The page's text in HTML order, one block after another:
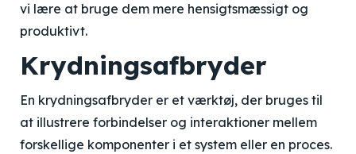
vi lære at bruge dem mere hensigtsmæssigt og
produktivt.
Krydningsafbryder
En krydningsafbryder er et værktøj, der bruges til
at illustrere forbindelser og interaktioner mellem
forskellige komponenter i et system eller en proces.